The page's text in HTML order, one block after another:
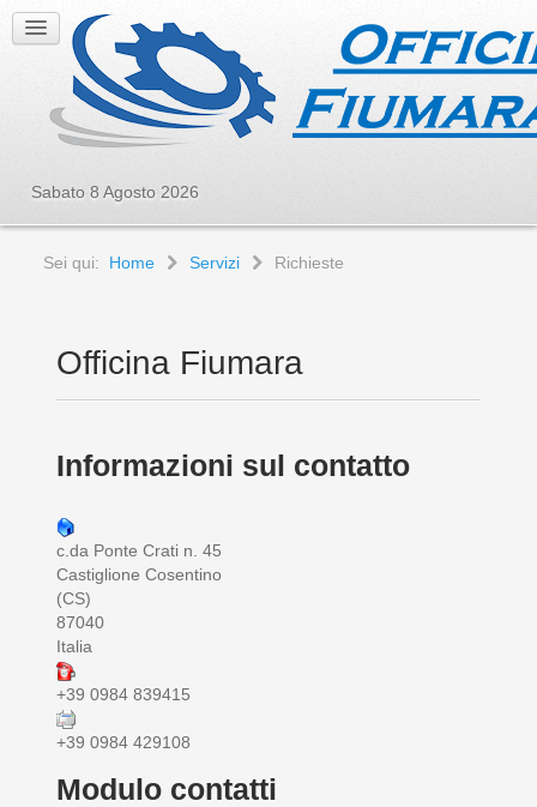
Sabato 8 Agosto 2026
Sei qui: Home Servizi Richieste
Officina Fiumara
Informazioni sul contatto
c.da Ponte Crati n. 45
Castiglione Cosentino
(CS)
87040
Italia
+39 0984 839415
+39 0984 429108
Modulo contatti